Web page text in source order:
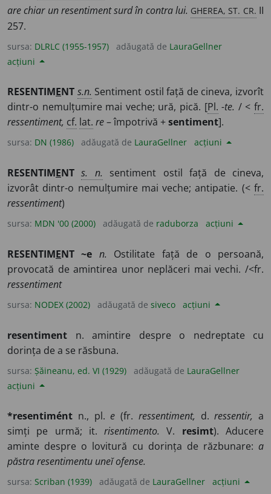
are chiar un resentiment surd în contra lui. GHEREA, ST. CR. II
257.
sursa: DLRLC (1955-1957) adăugată de LauraGellner
acțiuni
RESENTIMENT s.n. Sentiment ostil față de cineva, izvorît
dintr-o nemulțumire mai veche; ură, pică. [Pl. -te. / <fr.
ressentiment, cf. lat. re– împotrivă +sentiment].
sursa: DN (1986) adăugată de LauraGellner acțiuni
RESENTIMENT s. n. sentiment ostil față de cineva,
izvorât dintr-o nemulțumire mai veche; antipatie. (< fr.
ressentiment)
sursa: MDN '00 (2000) adăugată de raduborza acțiuni
RESENTIMENT ~e n. Ostilitate față de o persoană,
provocată de amintirea unor neplăceri mai vechi. /<fr.
ressentiment
sursa: NODEX (2002) adăugată de siveco acțiuni
resentiment n. amintire despre o nedreptate cu
dorința de a se răsbuna.
sursa: Șăineanu, ed. VI (1929) adăugată de LauraGellner
acțiuni
*resentimént n., pl.e (fr. ressentiment, d.ressentir, a
simți pe urmă; it.risentimento. V. resimt). Aducere
aminte despre o lovitură cu dorința de răzbunare: a
păstra resentimentu uneĭ ofense.
sursa: Scriban (1939) adăugată de LauraGellner acțiuni